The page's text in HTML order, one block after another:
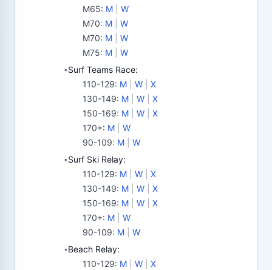
M65: M
W
M70: M
W
M70: M
W
M75: M W
•Surf Teams Race:
110-129: M W
X
130-149: M W
X
150-169: M W
X
170+: M
W
90-109: M W
•Surf Ski Relay:
110-129: M W
X
130-149: M W
X
150-169: M W
X
170+: M
W
90-109: M W
•Beach Relay:
110-129: M W
X